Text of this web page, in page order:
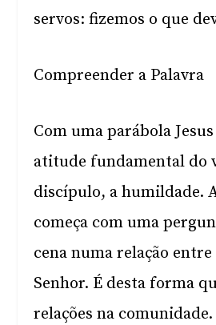
servos: fizemos o que
Compreender a Palavra
Com uma parábola
atitude fundamental do
discípulo, a humildade.
começa com uma
cena numa relação entre
Senhor. É desta forma
relações na comunidade.